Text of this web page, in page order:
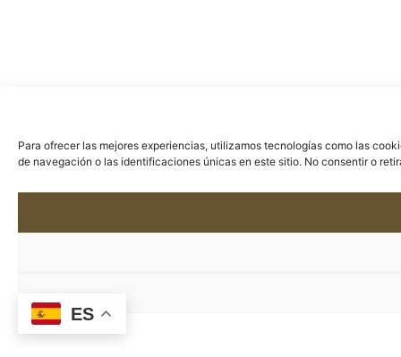
Para ofrecer las mejores experiencias, utilizamos tecnologías como las
de navegación o las identificaciones únicas en este sitio. No consentir o
ES